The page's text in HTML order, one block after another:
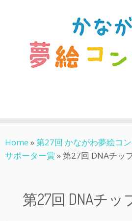
to
content
Home »第27回 かながわ夢絵コ
サポーター賞 »第27回 DNAチッ
第27回 DNAチ